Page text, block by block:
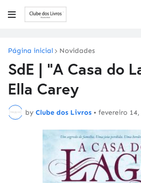
Página inicial Novidades
SdE | "A Casa do
Ella Carey
by Clube dos Livros • fevereiro 14,